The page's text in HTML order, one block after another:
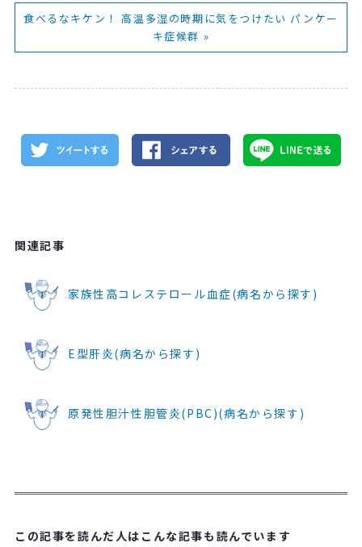
食べるなキケン！ 高温多湿の時期に気をつけたい パンケー
キ症候群 »
関連記事
家族性高コレステロール血症(病名から探す)
E型肝炎(病名から探す)
原発性胆汁性胆管炎(PBC)(病名から探す)
この記事を読んだ人はこんな記事も読んでいます